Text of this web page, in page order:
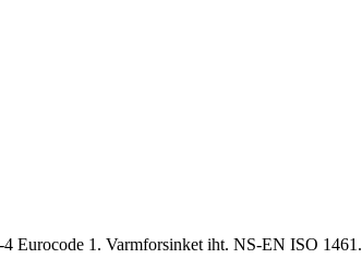
Eurocode 1. Varmforsinket iht. NS-EN ISO 1461.